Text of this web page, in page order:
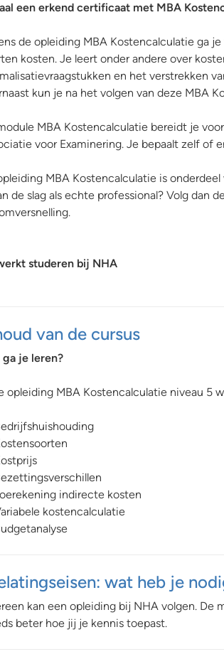
een erkend certificaat met MBA
de opleiding MBA Kostencalculatie ga
kosten. Je leert onder andere over
en het verstrekken
kun je na het volgen van deze MBA
MBA Kostencalculatie bereidt je
voor Examinering. Je bepaalt zelf of
MBA Kostencalculatie is
de slag als echte professional? Volg dan
studeren bij NHA
van de cursus
ga je leren?
opleiding MBA Kostencalculatie niveau 5
indirecte kosten
kostencalculatie
wat heb je
kan een opleiding bij NHA volgen. De
beter hoe jij je kennis toepast.